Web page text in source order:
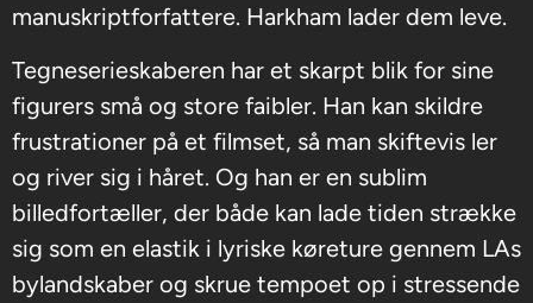
manuskriptforfattere. Harkham lader dem leve.
Tegneserieskaberen har et skarpt blik for sine
figurers små og store faibler. Han kan skildre
frustrationer på et filmset, så man skiftevis ler
og river sig i håret. Og han er en sublim
billedfortæller, der både kan lade tiden strække
sig som en elastik i lyriske køreture gennem LAs
bylandskaber og skrue tempoet op i stressende